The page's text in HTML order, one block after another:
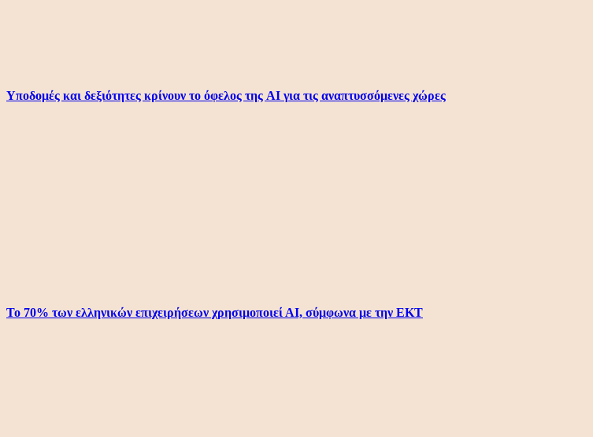
Υποδομές και δεξιότητες κρίνουν το όφελος της AI για τις αναπτυσσόμενες χώρες
Το 70% των ελληνικών επιχειρήσεων χρησιμοποιεί ΑΙ, σύμφωνα με την ΕΚΤ